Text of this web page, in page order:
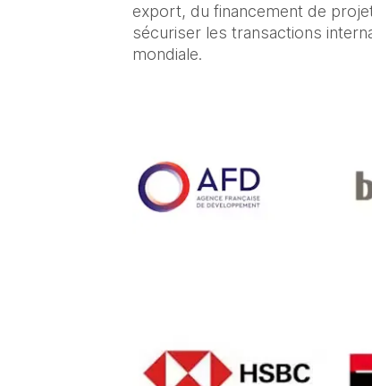
export, du financement de
sécuriser les transactions
mondiale.